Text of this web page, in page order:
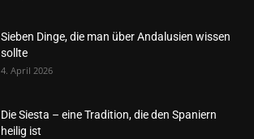
Sieben Dinge, die man über Andalusien wissen
sollte
4. April 2026
Die Siesta – eine Tradition, die den Spaniern
heilig ist